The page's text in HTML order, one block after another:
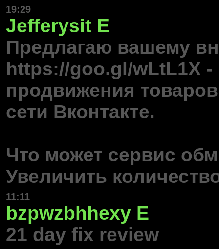
19:29
Jefferysit E
Предлагаю вашему
https://goo.gl/wLtL1X
продвижения
сети Вконтакте.
Что может сервис
Увеличить
11:11
bzpwzbhhexy E
21 day fix review